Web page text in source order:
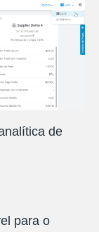
de
para o